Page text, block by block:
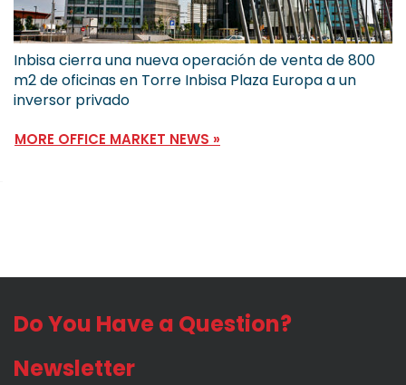
Inbisa cierra una nueva operación de venta de 800
m2 de oficinas en Torre Inbisa Plaza Europa a un
inversor privado
MORE OFFICE MARKET NEWS »
Do You Have a Question?
Newsletter